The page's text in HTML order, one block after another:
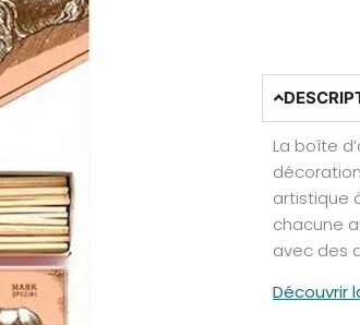
La boîte
artistique
chacune
avec des
Découvrir